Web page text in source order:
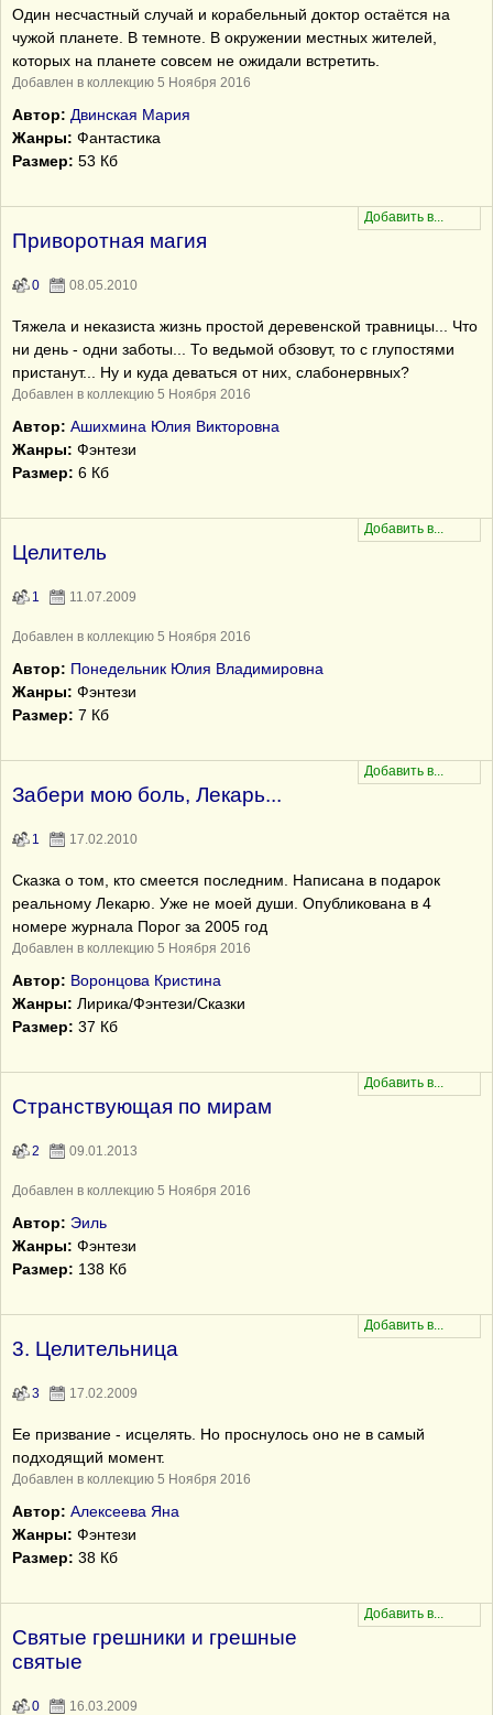
Один несчастный случай и корабельный доктор остаётся на
чужой планете. В темноте. В окружении местных жителей,
которых на планете совсем не ожидали встретить.
Добавлен в коллекцию 5 Ноября 2016
Автор: Двинская Мария
Жанры: Фантастика
Размер: 53 Кб
Приворотная магия
0 08.05.2010
Тяжела и неказиста жизнь простой деревенской травницы... Что
ни день - одни заботы... То ведьмой обзовут, то с глупостями
пристанут... Ну и куда деваться от них, слабонервных?
Добавлен в коллекцию 5 Ноября 2016
Автор: Ашихмина Юлия Викторовна
Жанры: Фэнтези
Размер: 6 Кб
Целитель
1 11.07.2009
Добавлен в коллекцию 5 Ноября 2016
Автор: Понедельник Юлия Владимировна
Жанры: Фэнтези
Размер: 7 Кб
Забери мою боль, Лекарь...
1 17.02.2010
Сказка о том, кто смеется последним. Написана в подарок
реальному Лекарю. Уже не моей души. Опубликована в 4
номере журнала Порог за 2005 год
Добавлен в коллекцию 5 Ноября 2016
Автор: Воронцова Кристина
Жанры: Лирика/Фэнтези/Сказки
Размер: 37 Кб
Странствующая по мирам
2 09.01.2013
Добавлен в коллекцию 5 Ноября 2016
Автор: Эиль
Жанры: Фэнтези
Размер: 138 Кб
3. Целительница
3 17.02.2009
Ее призвание - исцелять. Но проснулось оно не в самый
подходящий момент.
Добавлен в коллекцию 5 Ноября 2016
Автор: Алексеева Яна
Жанры: Фэнтези
Размер: 38 Кб
Святые грешники и грешные
святые
0 16.03.2009